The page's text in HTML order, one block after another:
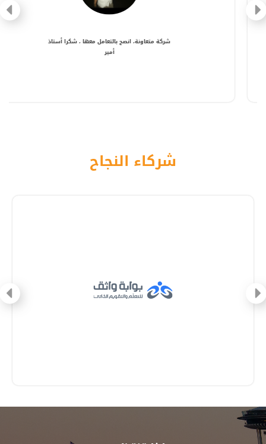
شركة متعاونة، انصح بالتعامل معها ، شكرا أستاذ
شركاء النجاح